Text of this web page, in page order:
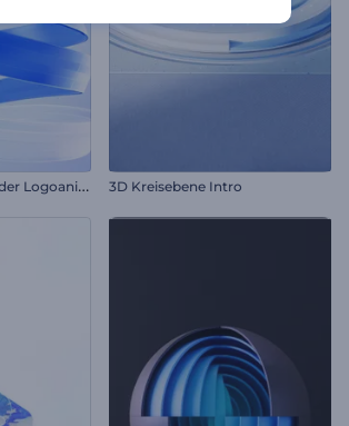
W
ellenförmige Bänder Logoanimation 3D Kreisebene Intro